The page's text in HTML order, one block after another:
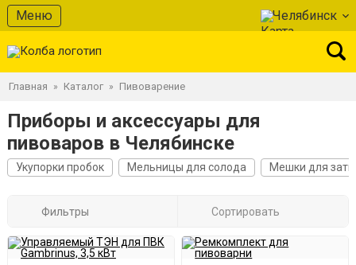
Меню Челябинск
Главная » Каталог » Пивоварение
Приборы и аксессуары для
пивоваров в Челябинске
Укупорки пробок Мельницы для солода Мешки для
Фильтры Сортировать